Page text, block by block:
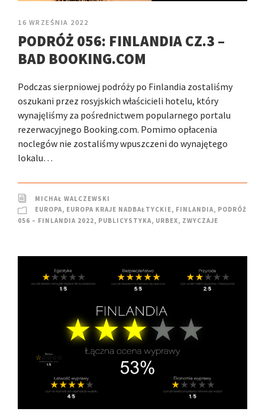
16 WRZEŚNIA 2022
PODRÓŻ 056: FINLANDIA CZ.3 –
BAD BOOKING.COM
Podczas sierpniowej podróży po Finlandia zostaliśmy
oszukani przez rosyjskich właścicieli hotelu, który
wynajęliśmy za pośrednictwem popularnego portalu
rezerwacyjnego Booking.com. Pomimo opłacenia
noclegów nie zostaliśmy wpuszczeni do wynajętego
lokalu…
MICHAŁ WALCZEWSKI
EUROPA, EUROPA KRAJE NADBAŁTYCKIE, FINLANDIA, PODRÓŻ
056 – FINLANDIA 2022, PUBLICYSTYKA, URBEX, ZWYCZAJE